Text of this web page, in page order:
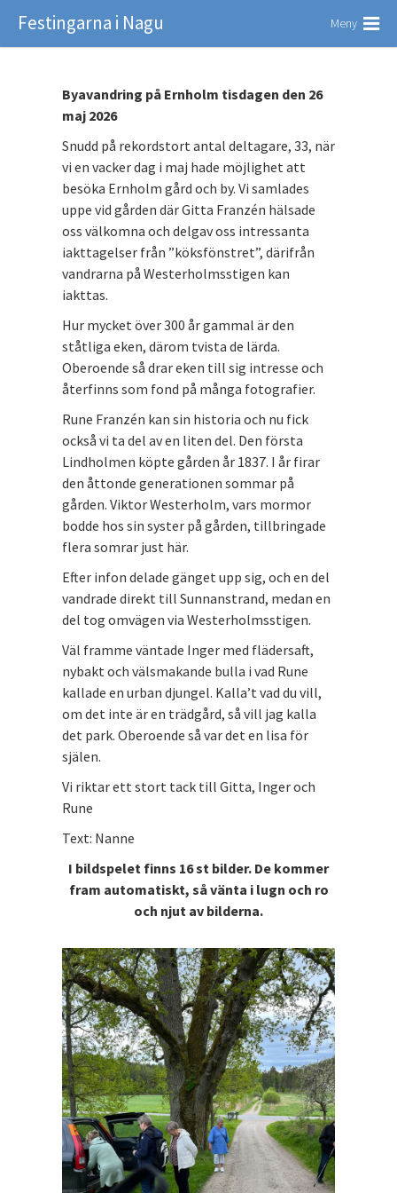
Festingarna i Nagu Meny
Byavandring på Ernholm tisdagen den 26
maj 2026
Snudd på rekordstort antal deltagare, 33, när
vi en vacker dag i maj hade möjlighet att
besöka Ernholm gård och by. Vi samlades
uppe vid gården där Gitta Franzén hälsade
oss välkomna och delgav oss intressanta
iakttagelser från ”köksfönstret”, därifrån
vandrarna på Westerholmsstigen kan
iakttas.
Hur mycket över 300 år gammal är den
ståtliga eken, därom tvista de lärda.
Oberoende så drar eken till sig intresse och
återfinns som fond på många fotografier.
Rune Franzén kan sin historia och nu fick
också vi ta del av en liten del. Den första
Lindholmen köpte gården år 1837. I år firar
den åttonde generationen sommar på
gården. Viktor Westerholm, vars mormor
bodde hos sin syster på gården, tillbringade
flera somrar just här.
Efter infon delade gänget upp sig, och en del
vandrade direkt till Sunnanstrand, medan en
del tog omvägen via Westerholmsstigen.
Väl framme väntade Inger med flädersaft,
nybakt och välsmakande bulla i vad Rune
kallade en urban djungel. Kalla’t vad du vill,
om det inte är en trädgård, så vill jag kalla
det park. Oberoende så var det en lisa för
själen.
Vi riktar ett stort tack till Gitta, Inger och
Rune
Text: Nanne
I bildspelet finns 16 st bilder. De kommer
fram automatiskt, så vänta i lugn och ro
och njut av bilderna.